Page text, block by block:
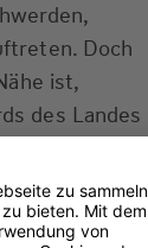
Doch
ist,
des Landes